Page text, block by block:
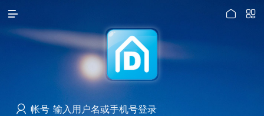
访问电脑版
 

 帐号